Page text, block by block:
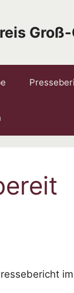
Groß-
im